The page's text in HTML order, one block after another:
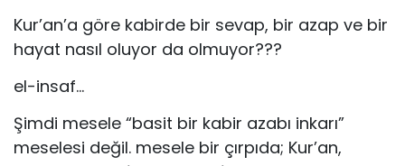
Kur’an’a göre kabirde bir sevap, bir azap ve bir
hayat nasıl oluyor da olmuyor???
el-insaf…
Şimdi mesele “basit bir kabir azabı inkarı”
meselesi değil. mesele bir çırpıda; Kur’an,